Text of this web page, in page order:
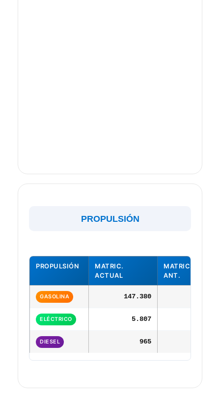
PROPULSIÓN
PROPULSIÓN
MATRIC.
ACTUAL
MATRIC. AÑO
ANT.
GASOLINA 147.380
ELÉCTRICO 5.807
DIESEL 965